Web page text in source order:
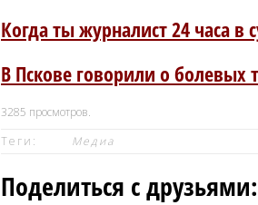
Когда ты журналист 24 часа в
В Пскове говорили о болевых
3285 просмотров.
Теги:
Медиа
Поделиться с друзьями: